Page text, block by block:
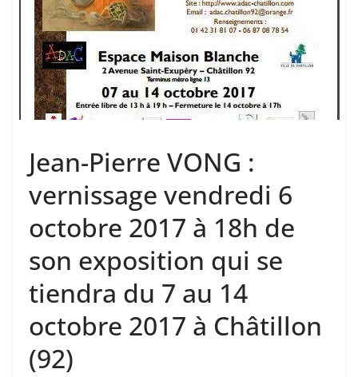
Jean-Pierre VONG :
vernissage vendredi 6
octobre 2017 à 18h de
son exposition qui se
tiendra du 7 au 14
octobre 2017 à Châtillon
(92)